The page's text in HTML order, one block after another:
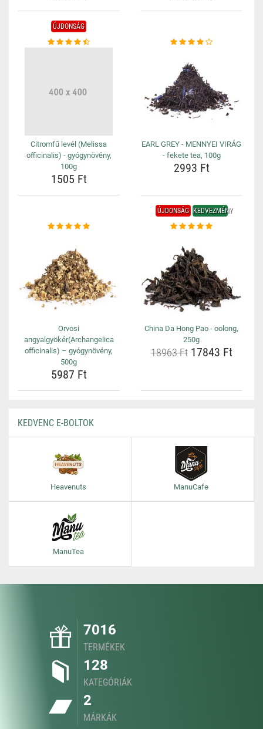
ÚJDONSÁG
Citromfű levél (Melissa
officinalis) - gyógynövény,
100g
1505 Ft
EARL GREY - MENNYEI VIRÁG
- fekete tea, 100g
2993 Ft
Orvosi
angyalgyökér(Archangelica
officinalis) – gyógynövény,
500g
5987 Ft
ÚJDONSÁG KEDVEZMÉNY
China Da Hong Pao - oolong,
250g
18963 Ft17843 Ft
KEDVENC E-BOLTOK
Heavenuts ManuCafe
ManuTea
7016
TERMÉKEK
128
KATEGÓRIÁK
2
MÁRKÁK